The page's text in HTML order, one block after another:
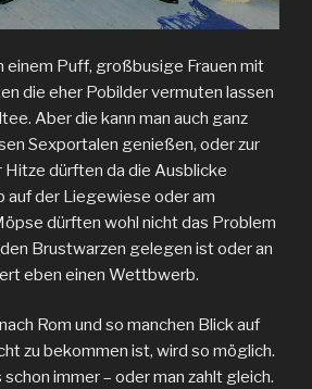
einem Puff, großbusige Frauen mit
die eher Pobilder vermuten lassen
Aber die kann man auch ganz
Sexportalen genießen, oder zur
Hitze dürften da die Ausblicke
auf der Liegewiese oder am
dürften wohl nicht das Problem
Brustwarzen gelegen ist oder an
eben einen Wettbwerb.
Rom und so manchen Blick auf
zu bekommen ist, wird so möglich.
immer – oder man zahlt gleich.